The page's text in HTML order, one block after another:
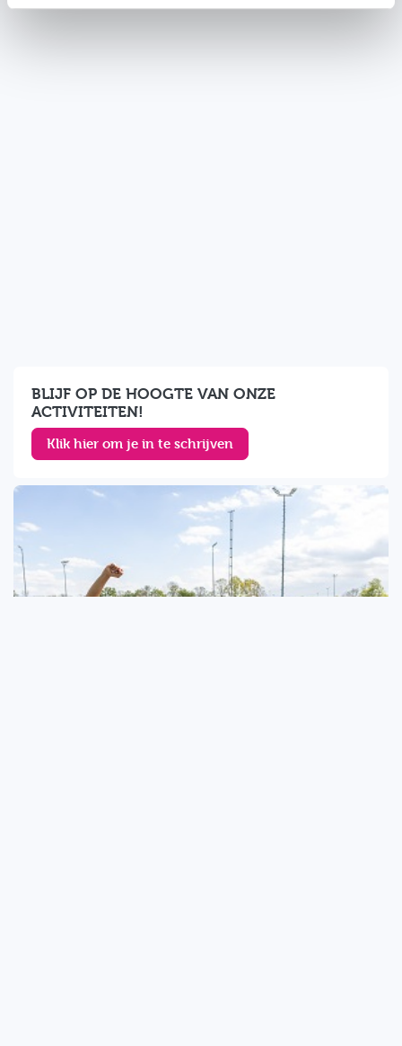
BLIJF OP DE HOOGTE VAN ONZE
ACTIVITEITEN!
Klik hier om je in te schrijven